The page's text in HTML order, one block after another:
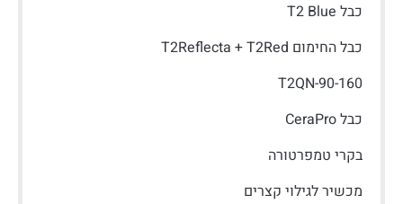
כבל T2 Blue
כבל החימום T2Reflecta + T2Red
T2QN-90-160
כבל CeraPro
בקרי טמפרטורה
מכשיר לגילוי קצרים